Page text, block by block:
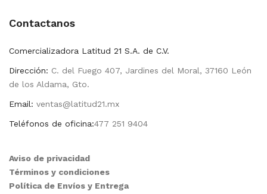
Contactanos
Comercializadora Latitud 21 S.A. de C.V.
Dirección: C. del Fuego 407, Jardines del Moral, 37160 León
de los Aldama, Gto.
Email: ventas@latitud21.mx
Teléfonos de oficina:477 251 9404
Aviso de privacidad
Términos y condiciones
Política de Envíos y Entrega